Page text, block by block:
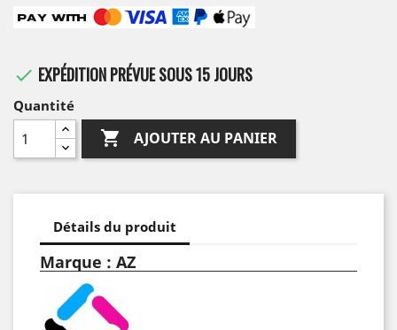
 EXPÉDITION PRÉVUE SOUS 15 JOURS
Quantité
 AJOUTER AU PANIER
Détails du produit
Marque : AZ